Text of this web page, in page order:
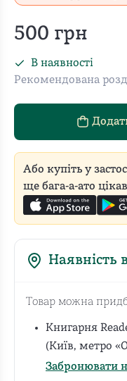
500 грн
В наявності
Рекомендована
Або купіть у
ще бага-а-ато
Наявність
Товар можна
Книгарня
(Київ, метро
Забронювати